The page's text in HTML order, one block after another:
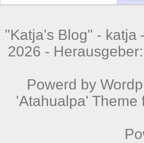
"Katja's Blog" - katja
2026 -
Powerd by
'Atahualpa' Theme